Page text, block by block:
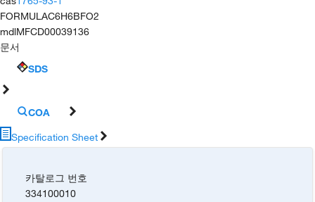
FORMULAC6H6BFO2
mdlMFCD00039136
문서
SDS
COA
Specification Sheet
카탈로그 번호
334100010